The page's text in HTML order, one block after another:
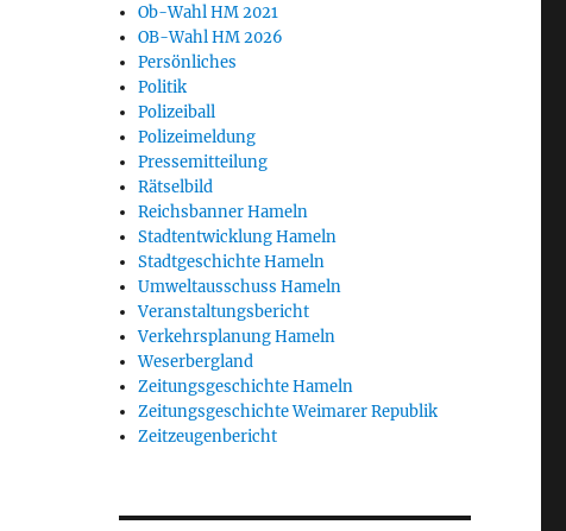
Ob-Wahl HM 2021
OB-Wahl HM 2026
Persönliches
Politik
Polizeiball
Polizeimeldung
Pressemitteilung
Rätselbild
Reichsbanner Hameln
Stadtentwicklung Hameln
Stadtgeschichte Hameln
Umweltausschuss Hameln
Veranstaltungsbericht
Verkehrsplanung Hameln
Weserbergland
Zeitungsgeschichte Hameln
Zeitungsgeschichte Weimarer Republik
Zeitzeugenbericht